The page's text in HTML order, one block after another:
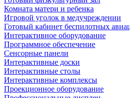
Комната матери и ребенка
Игровой уголок в медучреждении
Готовый кабинет беспилотных
Интерактивное оборудование
Программное обеспечение
Сенсорные панели
Интерактивные доски
Интерактивные столы
Интерактивные комплексы
Проекционное оборудование